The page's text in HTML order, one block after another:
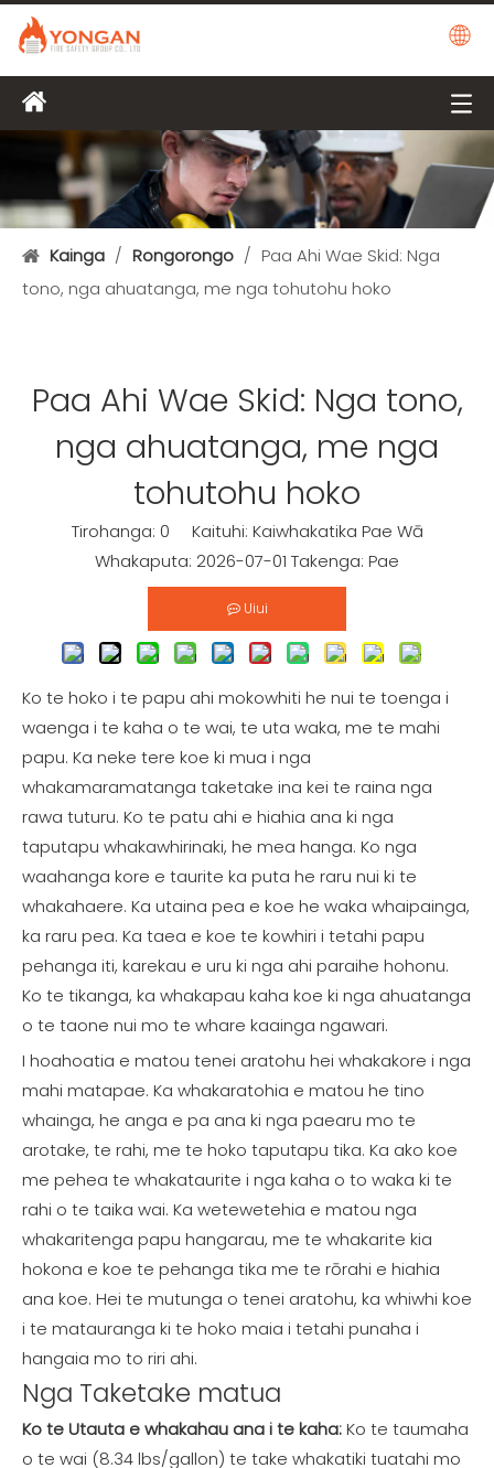
Kainga / Rongorongo / Paa Ahi Wae Skid: Nga
tono, nga ahuatanga, me nga tohutohu hoko
Paa Ahi Wae Skid: Nga tono,
nga ahuatanga, me nga
tohutohu hoko
Tirohanga: 0 Kaituhi: Kaiwhakatika Pae Wā
Whakaputa: 2026-07-01 Takenga: Pae
Uiui
Ko te hoko i te papu ahi mokowhiti he nui te toenga i
waenga i te kaha o te wai, te uta waka, me te mahi
papu. Ka neke tere koe ki mua i nga
whakamaramatanga taketake ina kei te raina nga
rawa tuturu. Ko te patu ahi e hiahia ana ki nga
taputapu whakawhirinaki, he mea hanga. Ko nga
waahanga kore e taurite ka puta he raru nui ki te
whakahaere. Ka utaina pea e koe he waka whaipainga,
ka raru pea. Ka taea e koe te kowhiri i tetahi papu
pehanga iti, karekau e uru ki nga ahi paraihe hohonu.
Ko te tikanga, ka whakapau kaha koe ki nga ahuatanga
o te taone nui mo te whare kaainga ngawari.
I hoahoatia e matou tenei aratohu hei whakakore i nga
mahi matapae. Ka whakaratohia e matou he tino
whainga, he anga e pa ana ki nga paearu mo te
arotake, te rahi, me te hoko taputapu tika. Ka ako koe
me pehea te whakataurite i nga kaha o to waka ki te
rahi o te taika wai. Ka wetewetehia e matou nga
whakaritenga papu hangarau, me te whakarite kia
hokona e koe te pehanga tika me te rōrahi e hiahia
ana koe. Hei te mutunga o tenei aratohu, ka whiwhi koe
i te matauranga ki te hoko maia i tetahi punaha i
hangaia mo to riri ahi.
Nga Taketake matua
Ko te Utauta e whakahau ana i te kaha:Ko te taumaha
o te wai (8.34 lbs/gallon) te take whakatiki tuatahi mo